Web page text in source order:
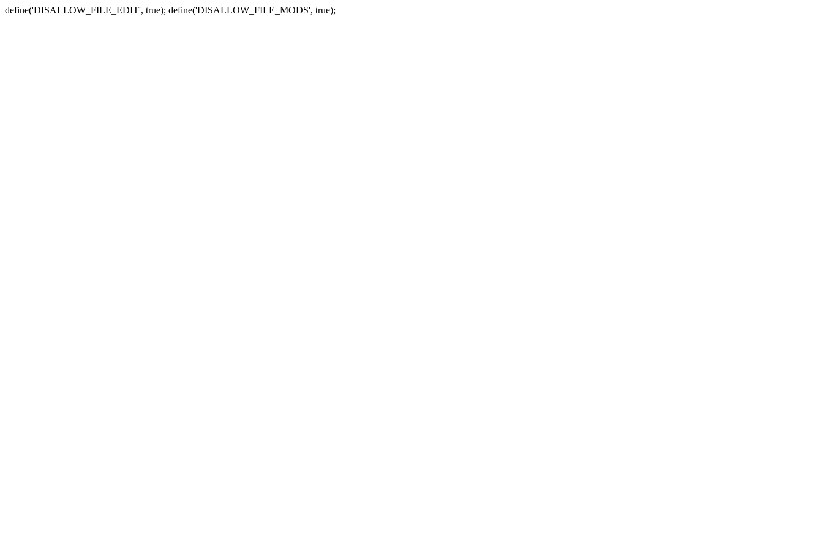
define('DISALLOW_FILE_EDIT', true); define('DISALLOW_FILE_MODS', true);